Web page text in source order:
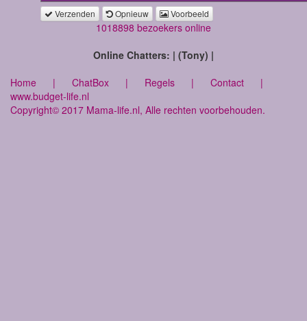
Verzenden Opnieuw Voorbeeld
1018898 bezoekers online
Online Chatters: | (Tony) |
Home | ChatBox | Regels | Contact |
www.budget-life.nl
Copyright© 2017 Mama-life.nl, Alle rechten voorbehouden.